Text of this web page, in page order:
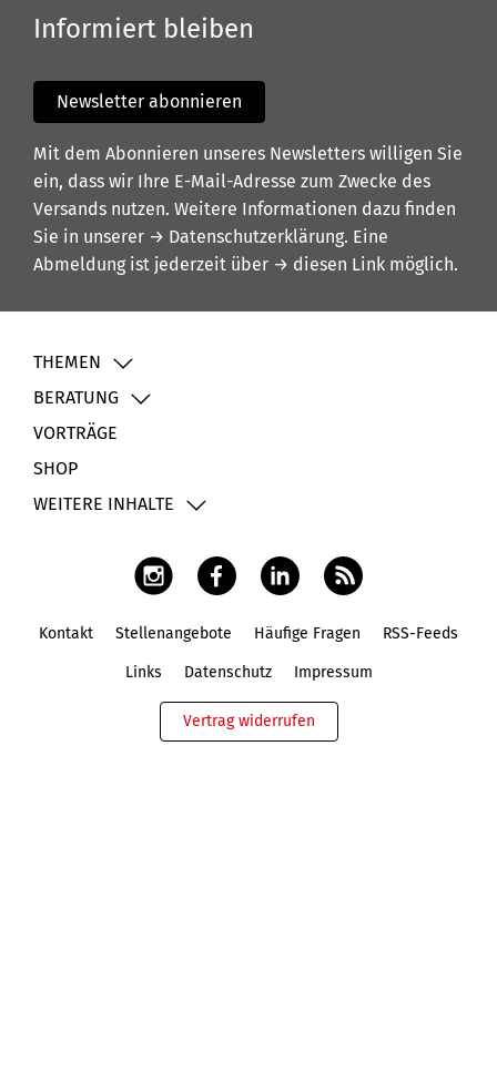
Informiert bleiben
Newsletter abonnieren
Mit dem Abonnieren unseres Newsletters willigen Sie
ein, dass wir Ihre E-Mail-Adresse zum Zwecke des
Versands nutzen. Weitere Informationen dazu finden
Sie in unserer → Datenschutzerklärung. Eine
Abmeldung ist jederzeit über → diesen Link möglich.
THEMEN
BERATUNG
VORTRÄGE
SHOP
WEITERE INHALTE
Kontakt Stellenangebote Häufige Fragen RSS-Feeds
Links Datenschutz Impressum
Vertrag widerrufen